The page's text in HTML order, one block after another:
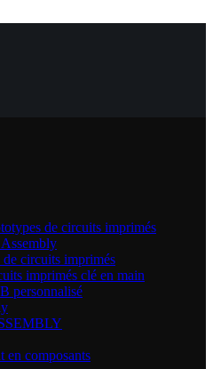
de circuits imprimés
de circuits imprimés
imprimés clé en main
personnalisé
en composants